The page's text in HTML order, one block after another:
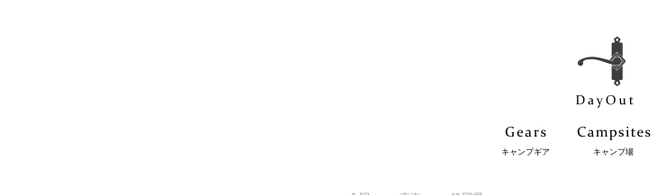
キャンプギア キャンプ場